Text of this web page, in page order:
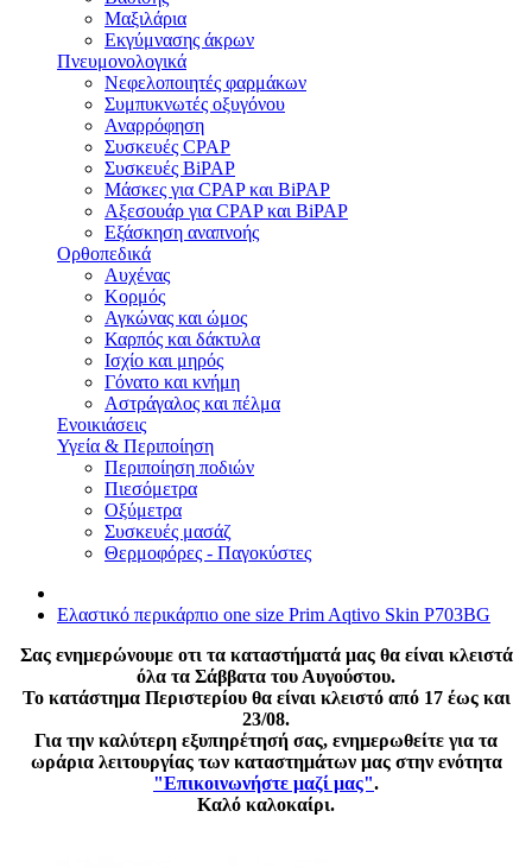
Μαξιλάρια
Εκγύμνασης άκρων
Πνευμονολογικά
Νεφελοποιητές φαρμάκων
Συμπυκνωτές οξυγόνου
Αναρρόφηση
Συσκευές CPAP
Συσκευές BiPAP
Μάσκες για CPAP και BiPAP
Αξεσουάρ για CPAP και BiPAP
Εξάσκηση αναπνοής
Ορθοπεδικά
Αυχένας
Κορμός
Αγκώνας και ώμος
Καρπός και δάκτυλα
Ισχίο και μηρός
Γόνατο και κνήμη
Αστράγαλος και πέλμα
Ενοικιάσεις
Υγεία & Περιποίηση
Περιποίηση ποδιών
Πιεσόμετρα
Οξύμετρα
Συσκευές μασάζ
Θερμοφόρες - Παγοκύστες
Ελαστικό περικάρπιο one size Prim Aqtivo Skin P703BG
Σας ενημερώνουμε οτι τα καταστήματά μας θα είναι κλειστά
όλα τα Σάββατα του Αυγούστου.
Το κατάστημα Περιστερίου θα είναι κλειστό από 17 έως και
23/08.
Για την καλύτερη εξυπηρέτησή σας, ενημερωθείτε για τα
ωράρια λειτουργίας των καταστημάτων μας στην ενότητα
"Επικοινωνήστε μαζί μας".
Καλό καλοκαίρι.